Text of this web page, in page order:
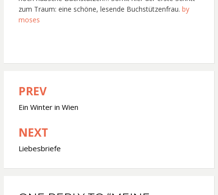
zum Traum: eine schöne, lesende Buchstützenfrau. by
moses
Beitragsnavigation
PREV
Ein Winter in Wien
NEXT
Liebesbriefe